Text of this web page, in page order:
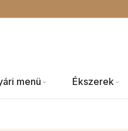
menü Ékszerek